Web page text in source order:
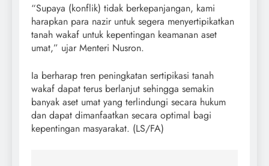
“Supaya (konflik) tidak berkepanjangan, kami
harapkan para nazir untuk segera menyertipikatkan
tanah wakaf untuk kepentingan keamanan aset
umat,” ujar Menteri Nusron.
Ia berharap tren peningkatan sertipikasi tanah
wakaf dapat terus berlanjut sehingga semakin
banyak aset umat yang terlindungi secara hukum
dan dapat dimanfaatkan secara optimal bagi
kepentingan masyarakat. (LS/FA)